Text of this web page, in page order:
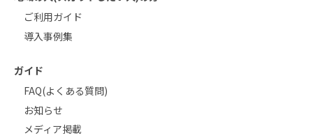
ご利用ガイド
導入事例集
ガイド
FAQ(よくある質問)
お知らせ
メディア掲載